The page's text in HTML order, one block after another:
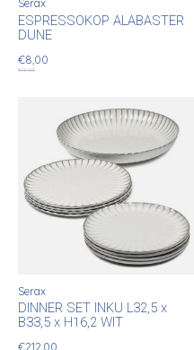
Serax
ESPRESSOKOP ALABASTER
DUNE
€8,00
€16,00
Serax
DINNER SET INKU L32,5 x
B33,5 x H16,2 WIT
€212,00